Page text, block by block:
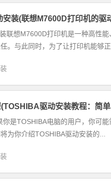
装(联想M7600D打印机的驱
联想M7600D打印机是一种高性
。与此同时，为了让打印机能够正
驱动安装教程：简
是TOSHIBA电脑的用户，你可
为你介绍TOSHIBA驱动安装的...